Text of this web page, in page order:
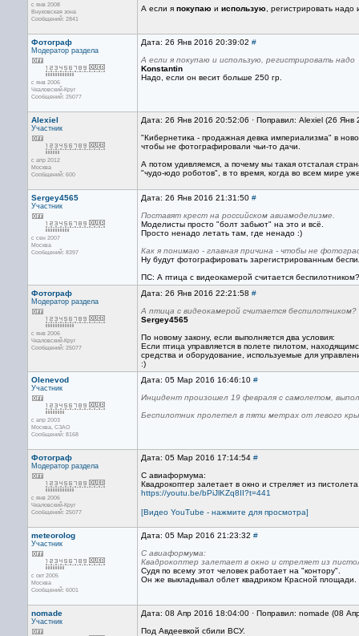
с янв 2008
Внуковская зона
Сообщений: 2841
А если я покупаю и использую , регистрировать
Фотограф
Модератор раздела
с янв 2006
Чкаловский-Круг
Сообщений: 25077
Дата: 26 Янв 2016 20:39:02 #
А если я покупаю и использую, регистрировать надо
Konstantin
Надо, если он весит больше 250 гр.
Alexiel
Участник
с апр 2012
Москва
Сообщений: 600
Дата: 26 Янв 2016 20:52:06 · Поправил: Alexiel (26
"Кибернетика - продажная девка империализма" в
чтобы не фотографировали чьи-то дачи.
А потом удивляемся, а почему мы такая отсталая
"чудо-юдо роботов", в то время, когда во всем мире
Sergey4565
Участник
с сен 2007
Москва
Сообщений: 8397
Дата: 26 Янв 2016 21:31:50 #
Поставят крест на российском авиамоделизме.
Моделисты просто "болт забьют" на это и всё.
Просто ненадо летать там, где ненадо :)
Как я понимаю - главная причина - чтобы не
Ну будут фотографировать зарегистрированным
ПС: А птица с видеокамерой считается
Фотограф
Модератор раздела
с янв 2006
Чкаловский-Круг
Сообщений: 25077
Дата: 26 Янв 2016 22:21:58 #
А птица с видеокамерой считается беспилотником?
Sergey4565
По новому закону, если выполняется два условия:
Если птица управляется в полете пилотом,
средства и оборудование, используемые для
:)
Olenevod
Участник
с апр 2003
Москва, СЗАО
Сообщений: 8168
Дата: 05 Мар 2016 16:46:10 #
Инцидент произошел 19 февраля с самолетом,
Беспилотник пролетел в пяти метрах от левого
Фотограф
Модератор раздела
с янв 2006
Чкаловский-Круг
Сообщений: 25077
Дата: 05 Мар 2016 17:14:54 #
С авиаформума:
Квадрокоптер залетает в окно и стреляет из
https://youtu.be/bPiJlKZq8II?t=441
[Видео YouTube - нажмите для просмотра]
meteorolog
Участник
с окт 2005
Москва
Сообщений: 6001
Дата: 05 Мар 2016 21:23:32 #
С авиаформума:
Квадрокоптер залетает в окно и стреляет из
Судя по всему этот человек работает на "контору".
Он же выкладывал облет квадриком Красной площади.
nomade
Участник
Дата: 08 Апр 2016 18:04:00 · Поправил: nomade (08
Под Авдеевкой сбили ВСУ.